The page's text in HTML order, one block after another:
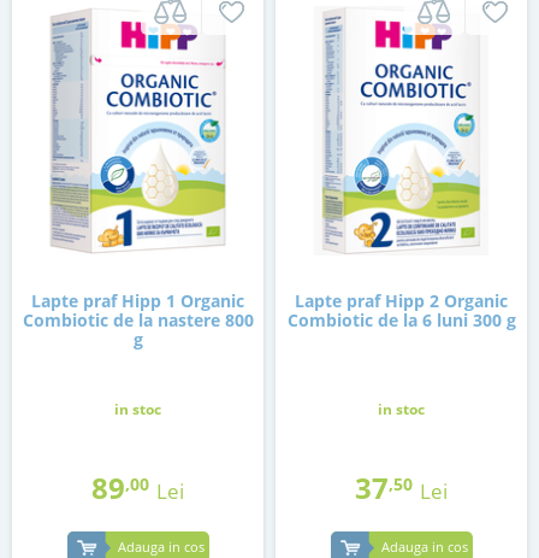
Lapte praf Hipp 1 Organic
Combiotic de la nastere 800
g
in stoc
89,00 Lei
Adauga in cos
Lapte praf Hipp 2 Organic
Combiotic de la 6 luni 300 g
in stoc
37,50 Lei
Adauga in cos